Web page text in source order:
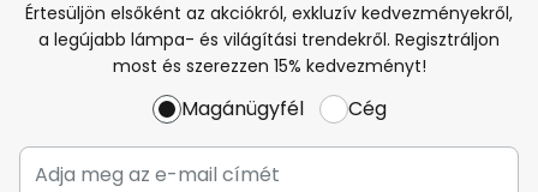
Értesüljön elsőként az akciókról, exkluzív kedvezményekről,
a legújabb lámpa- és világítási trendekről. Regisztráljon
most és szerezzen 15% kedvezményt!
Magánügyfél Cég